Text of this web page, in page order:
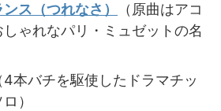
ス（つれなさ）
（原曲はアコ
ゃれなパリ・ミュゼットの名
4本バチを駆使したドラマチッ
）